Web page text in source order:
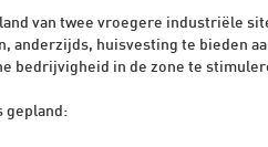
van twee vroegere industriële
anderzijds, huisvesting te bieden
bedrijvigheid in de zone te
gepland: